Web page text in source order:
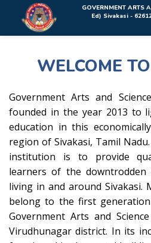
Rolex Replica Uhren Deutschland
GOVERNMENT ARTS
Ed) Sivakasi -
WELCOME
Government Arts and
founded in the year 2013 to
education in this
region of Sivakasi, Tamil
institution is to provide
learners of the
living in and around Sivakasi.
belong to the first
Government Arts and
Virudhunagar district. In its